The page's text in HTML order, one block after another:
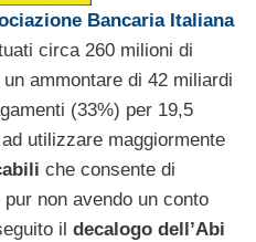
Bancaria Italiana
circa 260 milioni di
un ammontare di 42 miliardi
(33%) per 19,5
utilizzare maggiormente
che consente di
non avendo un conto
il decalogo dell’Abi